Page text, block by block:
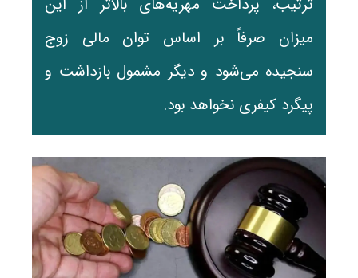
میزان صرفاً بر اساس توان مالی زوج
سنجیده می‌شود و دیگر مشمول بازداشت و
پیگرد کیفری نخواهد بود.